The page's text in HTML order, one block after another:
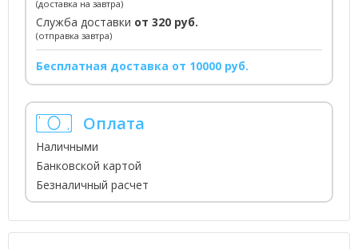
(доставка на завтра)
Служба доставки от 320 руб.
(отправка завтра)
Бесплатная доставка от 10000 руб.
Оплата
Наличными
Банковской картой
Безналичный расчет